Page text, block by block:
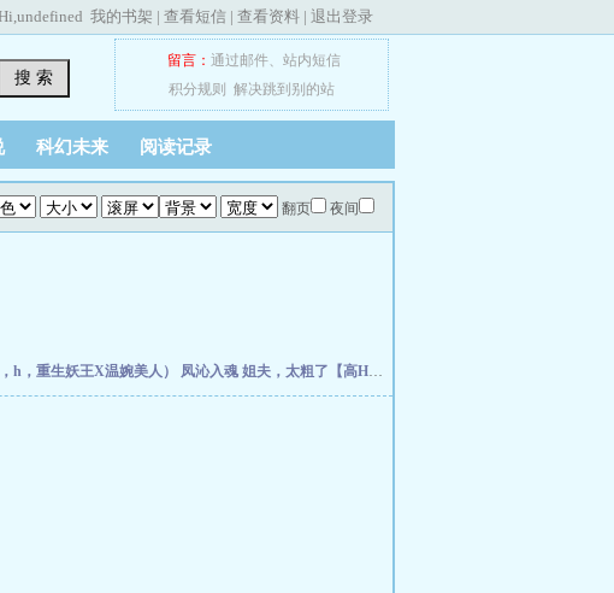
undefined 我的书架 | 查看短信 | 查看资料 | 退出登录
搜 索
留言： 通过邮件、 站内短信
积分规则
解决跳到别的站
科幻未来 阅读记录
翻页 夜间
h，重生妖王X温婉美人） 凤沁入魂 姐夫，太粗了【高H】